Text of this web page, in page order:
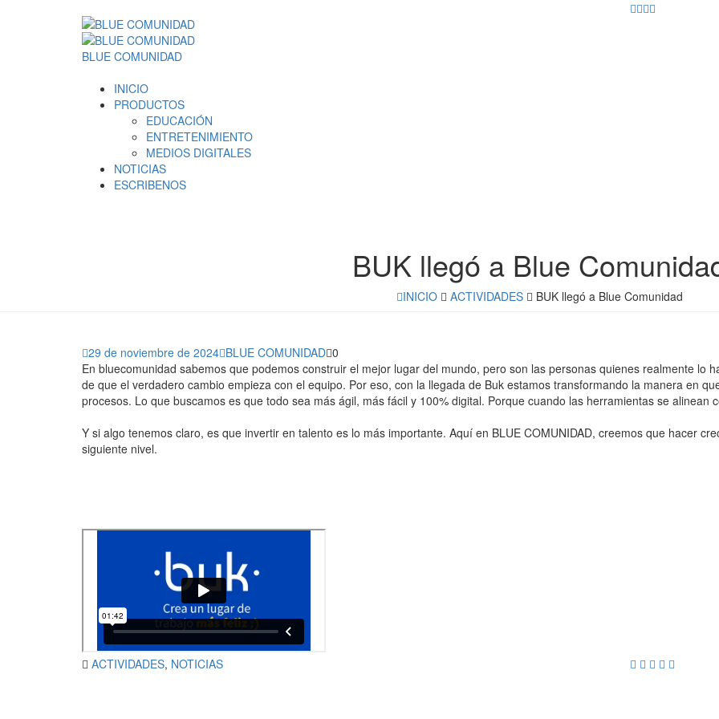
BLUE COMUNIDAD
INICIO
PRODUCTOS
EDUCACIÓN
ENTRETENIMIENTO
MEDIOS DIGITALES
NOTICIAS
ESCRIBENOS
BUK llegó a Blue
INICIO ACTIVIDADES BUK llegó a Blue Comunidad
29 de noviembre de 2024 BLUE COMUNIDAD 0
En bluecomunidad sabemos que podemos construir el mejor lugar del mundo, pero son las personas quienes realmente lo
de que el verdadero cambio empieza con el equipo. Por eso, con la llegada de Buk estamos transformando la manera en
procesos. Lo que buscamos es que todo sea más ágil, más fácil y 100% digital. Porque cuando las herramientas se alinean
Y si algo tenemos claro, es que invertir en talento es lo más importante. Aquí en BLUE COMUNIDAD, creemos que hacer
siguiente nivel.
ACTIVIDADES, NOTICIAS